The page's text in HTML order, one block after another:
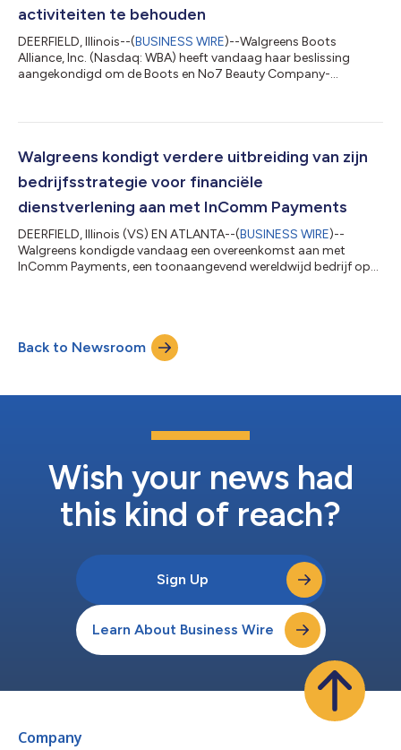
activiteiten te behouden
DEERFIELD, Illinois--(BUSINESS WIRE)--Walgreens Boots
Alliance, Inc. (Nasdaq: WBA) heeft vandaag haar beslissing
aangekondigd om de Boots en No7 Beauty Company-
strategische prioriteiten van het bedrijf. WBA is aangemoedigd
partijen, die aanzienlijke belangstelling hebben gekregen van
potentiële kopers. Sinds...
Walgreens kondigt verdere uitbreiding van zijn
bedrijfsstrategie voor financiële
dienstverlening aan met InComm Payments
DEERFIELD, Illinois (VS) EN ATLANTA--(BUSINESS WIRE)--
Walgreens kondigde vandaag een overeenkomst aan met
InComm Payments, een toonaangevend wereldwijd bedrijf op
bankrekeningaanbod lanceren voor hun klanten die bij
MetaBank* kunnen worden geopend met een Mastercard-
debetkaart waarmee Walgreens-shoppers zowel in de winkel als
Back to Newsroom
Wish your news had
this kind of reach?
Sign Up
Learn About Business Wire
Company